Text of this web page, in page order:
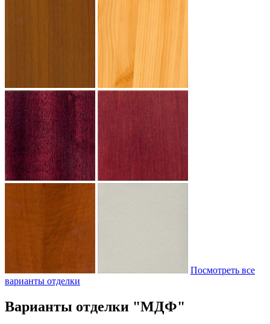
Посмотреть все
варианты отделки
Варианты отделки "МДФ"